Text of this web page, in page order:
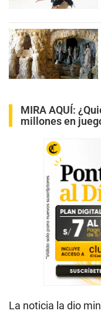
MIRA AQUÍ:
millones en
La noticia la dio